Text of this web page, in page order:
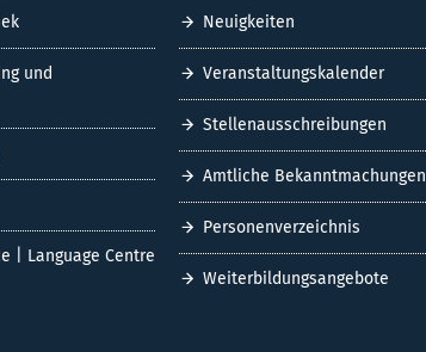
und
| Language Centre
Neuigkeiten
Veranstaltungskalender
Stellenausschreibungen
Amtliche Bekanntmachungen
Personenverzeichnis
Weiterbildungsangebote